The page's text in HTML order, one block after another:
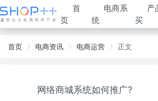
首
页
电商系
统
产
买
首页 电商资讯 电商运营 正文
网络商城系统如何推广?